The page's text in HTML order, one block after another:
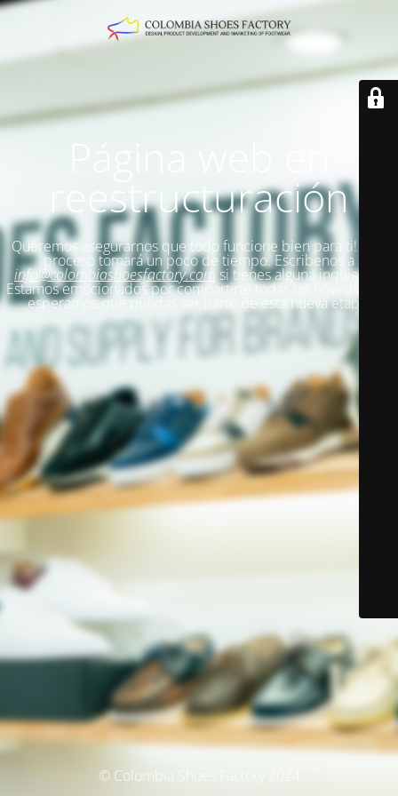
reestructuración
Queremos asegurarnos que todo funcione bien para ti!
proceso tomará un poco de tiempo. Escribenos a
info@colombiashoesfactory.com si tienes alguna inquietud.
Estamos emocionados por compartirte todas las novedades y
esperamos que puedas ser parte de esta nueva etapa.
© Colombia Shoes Factory 2024